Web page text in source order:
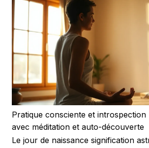
Pratique consciente et
avec méditation et auto-découverte
Le jour de naissance signification